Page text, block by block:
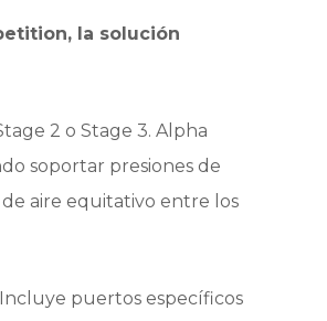
la solución
2 o Stage 3. Alpha
soportar presiones de
aire equitativo entre los
puertos específicos